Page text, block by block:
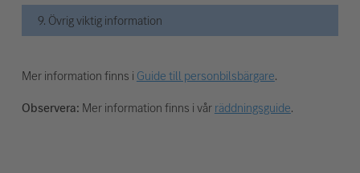
9. Övrig viktig information
Mer information finns i Guide till personbilsbärgare.
Observera: Mer information finns i vårräddningsguide.